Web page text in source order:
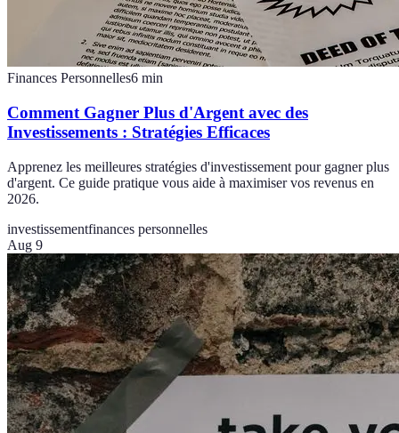
Finances Personnelles6 min
Comment Gagner Plus d'Argent avec des
Investissements : Stratégies Efficaces
Apprenez les meilleures stratégies d'investissement pour gagner plus
d'argent. Ce guide pratique vous aide à maximiser vos revenus en
2026.
investissementfinances personnelles
Aug 9